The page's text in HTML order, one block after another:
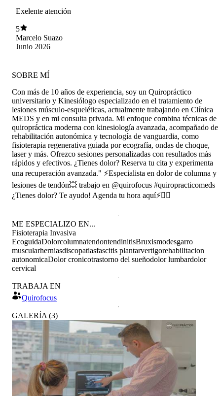
hacía. . Es súper integral para trabajar, yo de
cosas que hace, las máquinas, herramientas que
tiene. Pero más con que yo noto inmediatamente
una ayuda con sus sesiones. Siempre una sesión
Kinesiólogo en Kinesiólogo.
Exelente atención
5
Marcelo Suazo
Junio 2026
SOBRE MÍ
Con más de 10 años de experiencia, soy un Quiropráctico
universitario y Kinesiólogo especializado en el tratamiento de
lesiones músculo-esqueléticas, actualmente trabajando en Clínica
MEDS y en mi consulta privada. Mi enfoque combina técnicas de
quiropráctica moderna con kinesiología avanzada, acompañado de
rehabilitación autonómica y tecnología de vanguardia, como
fisioterapia regenerativa guiada por ecografía, ondas de choque,
laser y más. Ofrezco sesiones personalizadas con resultados más
rápidos y efectivos. ¿Tienes dolor? Reserva tu cita y experimenta
una recuperación avanzada." ⚡️Especialista en dolor de columna y
lesiones de tendón💥 trabajo en @quirofocus #quiropracticomeds
¿Tienes dolor? Te ayudo! Agenda tu hora aquí⚡️👇🏾
ME ESPECIALIZO EN...
Fisioterapia Invasiva
EcoguidaDolorcolumnatendontendinitisBruxismodesgarro
muscularherniasdiscopatiasfascitis plantarvertigorehabilitacion
autonomicaDolor cronicotrastorno del sueñodolor lumbardolor
cervical
TRABAJA EN
Quirofocus
GALERÍA (3)